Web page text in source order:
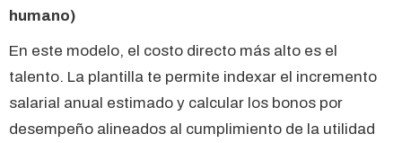
humano)
En este modelo, el costo directo más alto es el
talento. La plantilla te permite indexar el incremento
salarial anual estimado y calcular los bonos por
desempeño alineados al cumplimiento de la utilidad